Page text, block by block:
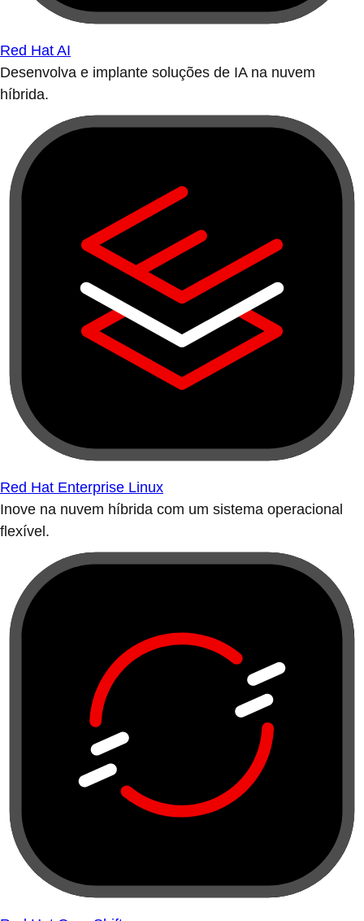
Red Hat AI
Desenvolva e implante soluções de IA na nuvem
híbrida.
Red Hat Enterprise Linux
Inove na nuvem híbrida com um sistema operacional
flexível.